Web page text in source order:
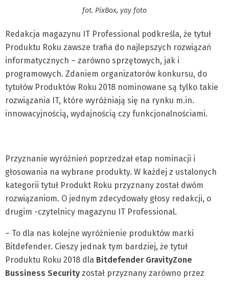
fot. PixBox, yay foto
Redakcja magazynu IT Professional podkreśla, że tytuł
Produktu Roku zawsze trafia do najlepszych rozwiązań
informatycznych – zarówno sprzętowych, jak i
programowych. Zdaniem organizatorów konkursu, do
tytułów Produktów Roku 2018 nominowane są tylko takie
rozwiązania IT, które wyróżniają się na rynku m.in.
innowacyjnością, wydajnością czy funkcjonalnościami.
Przyznanie wyróżnień poprzedzał etap nominacji i
głosowania na wybrane produkty. W każdej z ustalonych
kategorii tytuł Produkt Roku przyznany został dwóm
rozwiązaniom. O jednym zdecydowały głosy redakcji, o
drugim -czytelnicy magazynu IT Professional.
– To dla nas kolejne wyróżnienie produktów marki
Bitdefender. Cieszy jednak tym bardziej, że tytuł
Produktu Roku 2018 dla Bitdefender GravityZone
Bussiness Security został przyznany zarówno przez